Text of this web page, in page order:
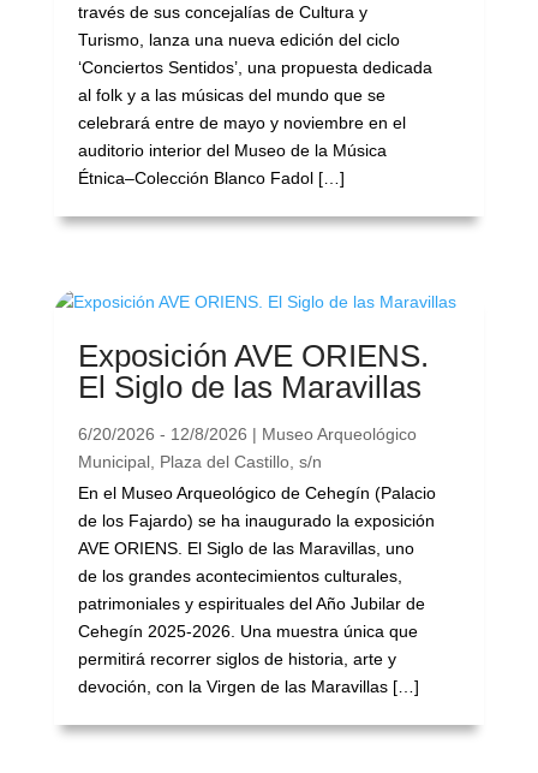
través de sus concejalías de Cultura y
Turismo, lanza una nueva edición del ciclo
‘Conciertos Sentidos’, una propuesta dedicada
al folk y a las músicas del mundo que se
celebrará entre de mayo y noviembre en el
auditorio interior del Museo de la Música
Étnica–Colección Blanco Fadol […]
Exposición AVE ORIENS.
El Siglo de las Maravillas
6/20/2026 - 12/8/2026 | Museo Arqueológico
Municipal, Plaza del Castillo, s/n
En el Museo Arqueológico de Cehegín (Palacio
de los Fajardo) se ha inaugurado la exposición
AVE ORIENS. El Siglo de las Maravillas, uno
de los grandes acontecimientos culturales,
patrimoniales y espirituales del Año Jubilar de
Cehegín 2025-2026. Una muestra única que
permitirá recorrer siglos de historia, arte y
devoción, con la Virgen de las Maravillas […]